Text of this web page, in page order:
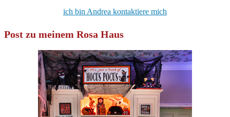
ich bin Andrea kontaktiere mich
Post zu meinem Rosa Haus